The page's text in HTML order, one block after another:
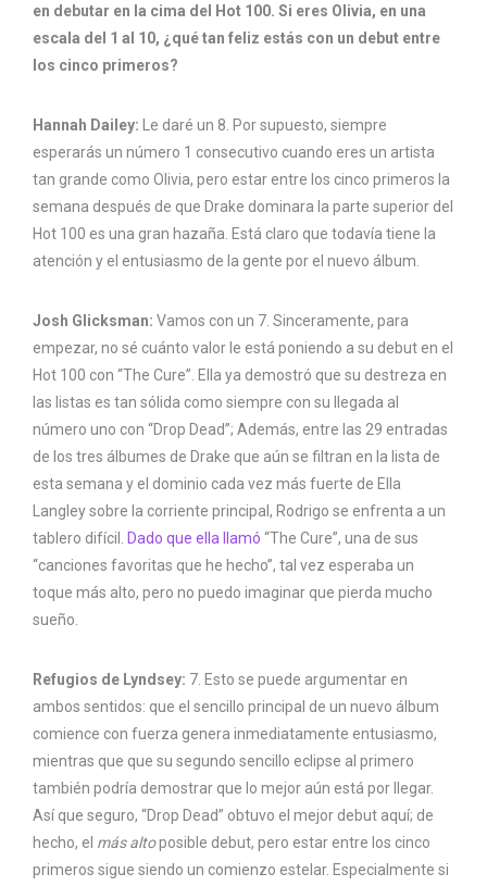
en debutar en la cima del Hot 100. Si eres Olivia, en una
escala del 1 al 10, ¿qué tan feliz estás con un debut entre
los cinco primeros?
Hannah Dailey:
Le daré un 8. Por supuesto, siempre
esperarás un número 1 consecutivo cuando eres un artista
tan grande como Olivia, pero estar entre los cinco primeros la
semana después de que Drake dominara la parte superior del
Hot 100 es una gran hazaña. Está claro que todavía tiene la
atención y el entusiasmo de la gente por el nuevo álbum.
Josh Glicksman: Vamos con un 7. Sinceramente, para
empezar, no sé cuánto valor le está poniendo a su debut en el
Hot 100 con “The Cure”. Ella ya demostró que su destreza en
las listas es tan sólida como siempre con su llegada al
número uno con “Drop Dead”; Además, entre las 29 entradas
de los tres álbumes de Drake que aún se filtran en la lista de
esta semana y el dominio cada vez más fuerte de Ella
Langley sobre la corriente principal, Rodrigo se enfrenta a un
tablero difícil.
Dado que ella llamó “The Cure”, una de sus
“canciones favoritas que he hecho”, tal vez esperaba un
toque más alto, pero no puedo imaginar que pierda mucho
sueño.
Refugios de Lyndsey: 7. Esto se puede argumentar en
ambos sentidos: que el sencillo principal de un nuevo álbum
comience con fuerza genera inmediatamente entusiasmo,
mientras que que su segundo sencillo eclipse al primero
también podría demostrar que lo mejor aún está por llegar.
Así que seguro, “Drop Dead” obtuvo el mejor debut aquí; de
hecho, el más altoposible debut, pero estar entre los cinco
primeros sigue siendo un comienzo estelar. Especialmente si